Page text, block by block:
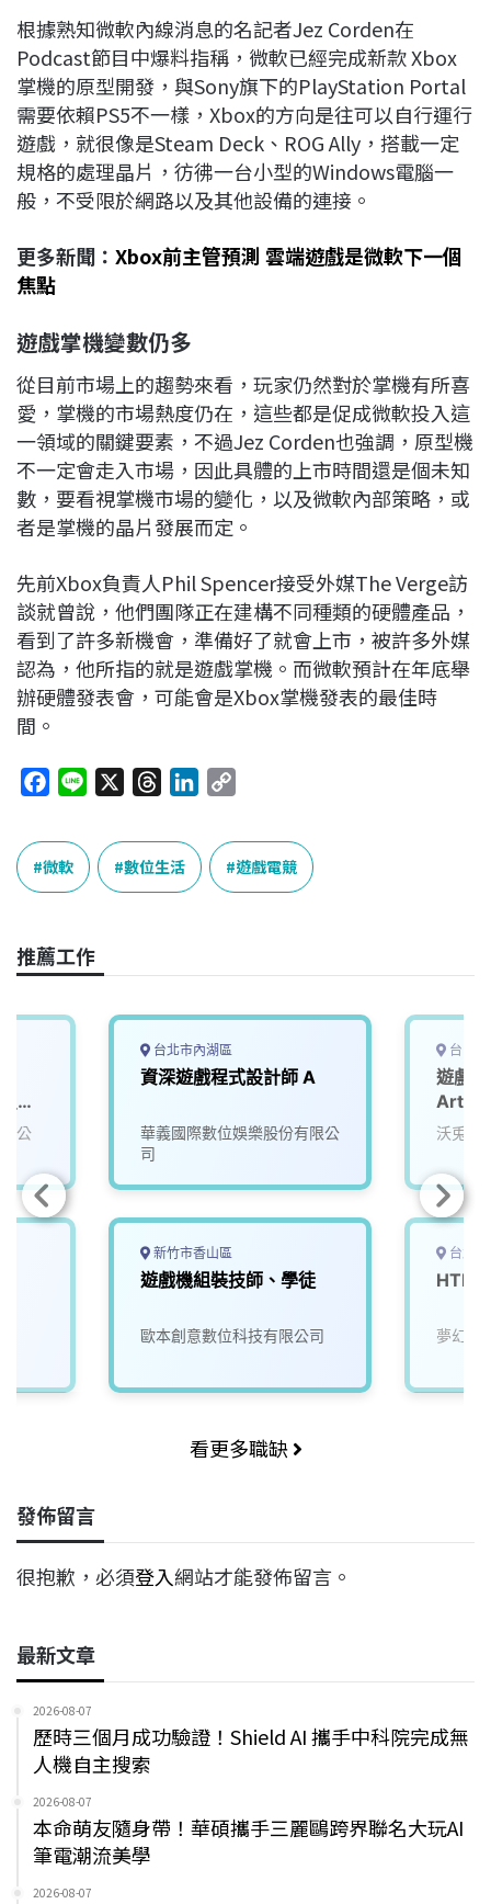
根據熟知微軟內線消息的名記者Jez Corden在
Podcast節目中爆料指稱，微軟已經完成新款 Xbox
掌機的原型開發，與Sony旗下的PlayStation Portal
需要依賴PS5不一樣，Xbox的方向是往可以自行運行
遊戲，就很像是Steam Deck、ROG Ally，搭載一定
規格的處理晶片，彷彿一台小型的Windows電腦一
般，不受限於網路以及其他設備的連接。
更多新聞： Xbox前主管預測 雲端遊戲是微軟下一個
焦點
遊戲掌機變數仍多
從目前市場上的趨勢來看，玩家仍然對於掌機有所喜
愛，掌機的市場熱度仍在，這些都是促成微軟投入這
一領域的關鍵要素，不過Jez Corden也強調，原型機
不一定會走入市場，因此具體的上市時間還是個未知
數，要看視掌機市場的變化，以及微軟內部策略，或
者是掌機的晶片發展而定。
先前Xbox負責人Phil Spencer接受外媒The Verge訪
談就曾說，他們團隊正在建構不同種類的硬體產品，
看到了許多新機會，準備好了就會上市，被許多外媒
認為，他所指的就是遊戲掌機。而微軟預計在年底舉
辦硬體發表會，可能會是Xbox掌機發表的最佳時
間。
c
e
b
o
k
e
r
e
a
k
n
p
y
L
k
微軟 數位生活 遊戲電競
推薦工作
知
公
台北市內湖區
資深遊戲程式設計師 A
華義國際數位娛樂股份有限公
司
新竹市香山區
遊戲機組裝技師、學徒
歐本創意數位科技有限公司
台中
遊戲
Artsit
沃兎奈
台北
夢幻互
看更多職缺
發佈留言
很抱歉，必須登入網站才能發佈留言。
最新文章
2026-08-07
歷時三個月成功驗證！Shield AI 攜手中科院完成無
人機自主搜索
2026-08-07
本命萌友隨身帶！華碩攜手三麗鷗跨界聯名大玩AI
筆電潮流美學
2026-08-07